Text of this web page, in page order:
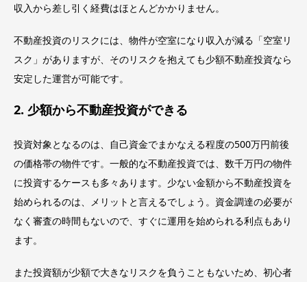
収入から差し引く経費はほとんどかかりません。
不動産投資のリスクには、物件が空室になり収入が減る「空室リ
スク」がありますが、そのリスクを抱えても少額不動産投資なら
安定した運営が可能です。
2. 少額から不動産投資ができる
投資対象となるのは、自己資金でまかなえる程度の500万円前後
の価格帯の物件です。一般的な不動産投資では、数千万円の物件
に投資するケースも多々あります。少ない金額から不動産投資を
始められるのは、メリットと言えるでしょう。資金調達の必要が
なく審査の時間もないので、すぐに運用を始められる利点もあり
ます。
また投資額が少額で大きなリスクを負うこともないため、初心者